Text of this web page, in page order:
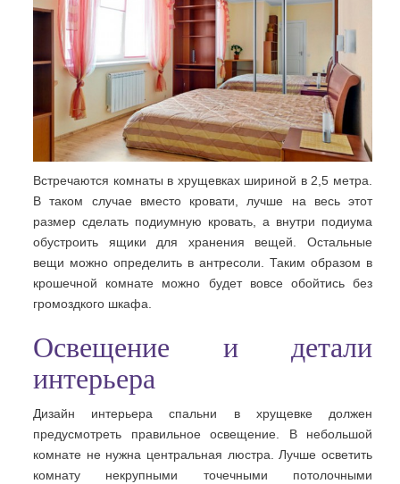
Встречаются комнаты в хрущевках шириной в 2,5 метра.
В таком случае вместо кровати, лучше на весь этот
размер сделать подиумную кровать, а внутри подиума
обустроить ящики для хранения вещей. Остальные
вещи можно определить в антресоли. Таким образом в
крошечной комнате можно будет вовсе обойтись без
громоздкого шкафа.
Освещение и детали
интерьера
Дизайн интерьера спальни в хрущевке должен
предусмотреть правильное освещение. В небольшой
комнате не нужна центральная люстра. Лучше осветить
комнату некрупными точечными потолочными